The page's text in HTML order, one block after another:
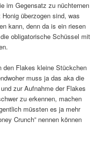
im Gegensatz zu nüchternen
überzogen sind, was
kann, denn da is ein riesen
obligatorische Schüssel mit
den Flakes kleine Stückchen
muss ja das aka die
zur Aufnahme der Flakes
zu erkennen, machen
müssten es ja mehr
Crunch” nennen können